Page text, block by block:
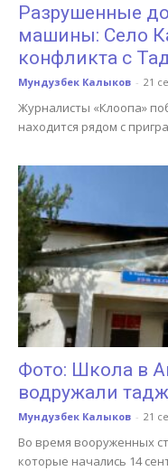
Разрушенные
машины: Село
конфликта с
Мундузбек Калыков - 21
Журналисты «Клоопа»
находится рядом с
Фото: Школа в
водружали
Мундузбек Калыков - 21
Во время вооруженных
которые начались 14